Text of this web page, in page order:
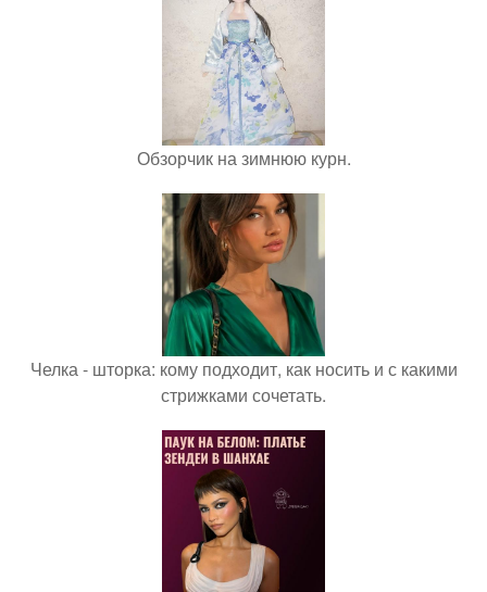
Обзорчик на зимнюю курн.
Челка - шторка: кому подходит, как носить и с какими
стрижками сочетать.